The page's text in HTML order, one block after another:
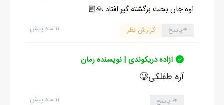
اوه جان بخت برگشته گیر افتاد 🙏🏼
۱۱ ماه پیش پاسخ گزارش نظر
آزاده دریکوندی | نویسنده رمان
آره طفلکی🥲
۱۱ ماه پیش پاسخ